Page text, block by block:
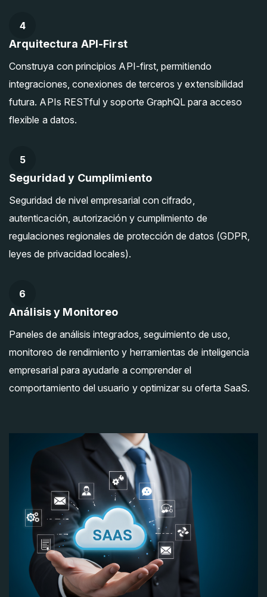
4
Arquitectura API-First
Construya con principios API-first, permitiendo
integraciones, conexiones de terceros y extensibilidad
futura. APIs RESTful y soporte GraphQL para acceso
flexible a datos.
5
Seguridad y Cumplimiento
Seguridad de nivel empresarial con cifrado,
autenticación, autorización y cumplimiento de
regulaciones regionales de protección de datos (GDPR,
leyes de privacidad locales).
6
Análisis y Monitoreo
Paneles de análisis integrados, seguimiento de uso,
monitoreo de rendimiento y herramientas de inteligencia
empresarial para ayudarle a comprender el
comportamiento del usuario y optimizar su oferta SaaS.